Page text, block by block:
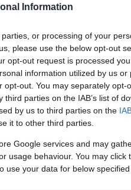
Information
or processing of your
please use the below opt-out
opt-out request is processed
information utilized by us or
out. You may separately opt-
parties on the IAB’s list of
by us to third parties on the
it to other third parties.
Google services and may
usage behaviour. You may click
use your data for below
a Boeing -
veszteség
UTAZÁS 2025.
Rekord
vágnak
a hadiipari